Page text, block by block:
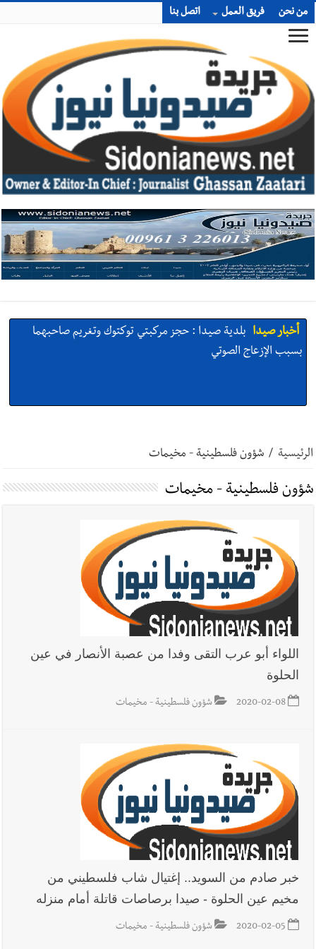
من نحن فريق العمل اتصل بنا
أخبار صيدا بلدية صيدا : حجز مركبتي توكتوك وتغريم صاحبهما
بسبب الإزعاج الصوتي
القدرات -صيدا
التشاوري الأول للمرصد الحضري
أخبار صيدا بالصور : بلدية صيدا تستقبل السيد محمد زيدان:
استعراض شامل لمشاريع وتأكيدٌ على حماية القيمة التراثية للمدينة
القديمة
أخبار صيدا
أخبار لبنان
قراءات ومستجدات ومواقف في لبنان والمنطقة -
السبت 8-8-2026: لاءات إسرائيل الثلاث تضرب المسار التفاوضي
واتفاق مكة على طاولة الإقليم؟ | استهداف الجيش اللبناني يرفع
منسوب التصعيد الإسرائيلي؟ | الخيام وبنت جبيل خارج التجربة؟
أخبار لبنان
مقدمات نشرات الأخبار المسائية في لبنان ليوم الجمعة
الرئيسية / شؤون فلسطينية - مخيمات
شؤون فلسطينية - مخيمات
اللواء أبو عرب التقى وفدا من عصبة الأنصار في عين
الحلوة
2020-02-08 شؤون فلسطينية - مخيمات
خبر صادم من السويد.. إغتيال شاب فلسطيني من
مخيم عين الحلوة - صيدا برصاصات قاتلة أمام منزله
2020-02-05 شؤون فلسطينية - مخيمات